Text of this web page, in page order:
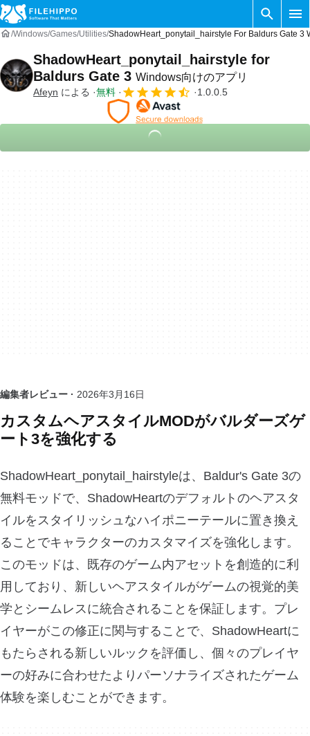
Windows Games Utilities ShadowHeart_ponytail_hairstyle For Baldurs Gate 3
ShadowHeart_ponytail_hairstyle for
Baldurs Gate 3 Windows向けのアプリ
Afeyn による 無料 1.0.0.5
編集者レビュー · 2026年3月16日
カスタムヘアスタイルMODがバルダーズゲ
ート3を強化する
ShadowHeart_ponytail_hairstyleは、Baldur's Gate 3の
無料モッドで、ShadowHeartのデフォルトのヘアスタ
イルをスタイリッシュなハイポニーテールに置き換え
ることでキャラクターのカスタマイズを強化します。
このモッドは、既存のゲーム内アセットを創造的に利
用しており、新しいヘアスタイルがゲームの視覚的美
学とシームレスに統合されることを保証します。プレ
イヤーがこの修正に関与することで、ShadowHeartに
もたらされる新しいルックを評価し、個々のプレイヤ
ーの好みに合わせたよりパーソナライズされたゲーム
体験を楽しむことができます。